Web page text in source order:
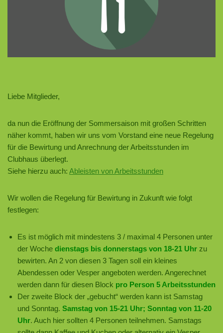
Liebe Mitglieder,
da nun die Eröffnung der Sommersaison mit großen Schritten
näher kommt, haben wir uns vom Vorstand eine neue Regelung
für die Bewirtung und Anrechnung der Arbeitsstunden im
Clubhaus überlegt.
Siehe hierzu auch: Ableisten von Arbeitsstunden
Wir wollen die Regelung für Bewirtung in Zukunft wie folgt
festlegen:
Es ist möglich mit mindestens 3 / maximal 4 Personen unter
der Woche dienstags bis donnerstags von 18-21 Uhr zu
bewirten. An 2 von diesen 3 Tagen soll ein kleines
Abendessen oder Vesper angeboten werden. Angerechnet
werden dann für diesen Block pro Person 5 Arbeitsstunden
Der zweite Block der „gebucht“ werden kann ist Samstag
und Sonntag. Samstag von 15-21 Uhr; Sonntag von 11-20
Uhr. Auch hier sollten 4 Personen teilnehmen. Samstags